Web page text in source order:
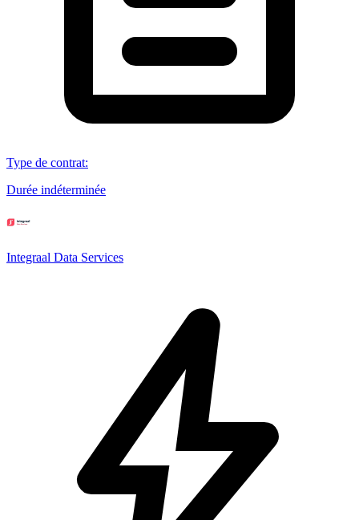
Type de contrat:
Durée indéterminée
Integraal Data Services